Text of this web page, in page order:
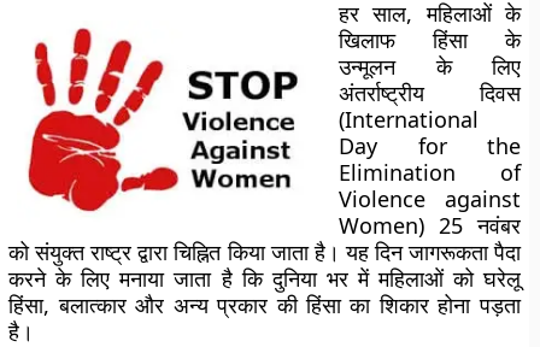
हर साल, महिलाओं के
खिलाफ हिंसा के
उन्मूलन के लिए
अंतर्राष्ट्रीय दिवस
(International
Day for the
Elimination of
Violence against
Women) 25 नवंबर
को संयुक्त राष्ट्र द्वारा चिह्नित किया जाता है। यह दिन जागरूकता पैदा
करने के लिए मनाया जाता है कि दुनिया भर में महिलाओं को घरेलू
हिंसा, बलात्कार और अन्य प्रकार की हिंसा का शिकार होना पड़ता
है।